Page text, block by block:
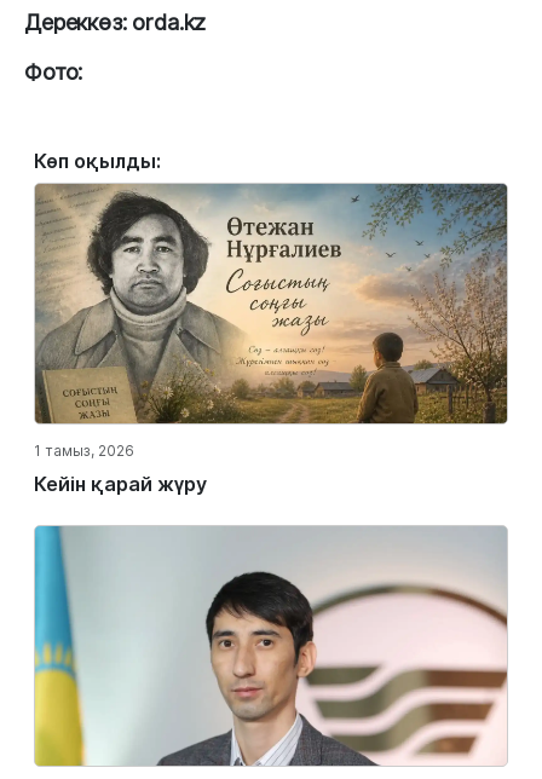
Дереккөз: orda.kz
Фото:
Көп оқылды:
1 тамыз, 2026
Кейін қарай жүру